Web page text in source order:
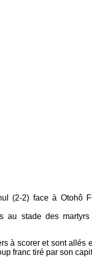
(2-2) face à
au stade des
à scorer et sont
franc tiré par son